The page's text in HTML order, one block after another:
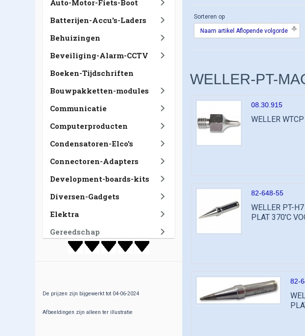
Sorteren op
Naam artikel Aflopende volgorde
WELLER-PT-
08.30.915
WELLER
82-648-55
WELLER PT-
PLAT 370'C
82-
Auto-Motor-Fiets-Boot
Batterijen-Accu's-Laders
Behuizingen
Beveiliging-Alarm-CCTV
Boeken-Tijdschriften
Bouwpakketten-modules
Communicatie
Computerproducten
Condensatoren-Elco's
Connectoren-Adapters
Development-boards-kits
Diversen-Gadgets
Elektra
Gereedschap
GSM-Tablet-Navigatie
De prijzen zijn bijgewerkt tot 04-06-2024
Afbeeldingen zijn alleen ter illustratie